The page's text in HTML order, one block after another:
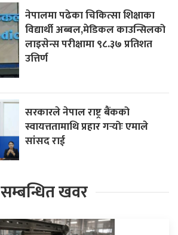
नेपालमा पढेका चिकित्सा शिक्षाका
विद्यार्थी अब्बल,मेडिकल काउन्सिलको
लाइसेन्स परीक्षामा ९८.३७ प्रतिशत
उत्तिर्ण
सरकारले नेपाल राष्ट्र बैंकको
स्वायत्ततामाथि प्रहार गर्‍योः एमाले
सांसद राई
सम्बन्धित खवर